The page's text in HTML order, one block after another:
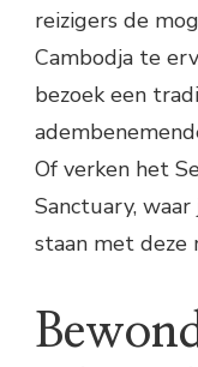
reizigers de
Cambodja te
bezoek een
Of verken het
Sanctuary,
staan met deze